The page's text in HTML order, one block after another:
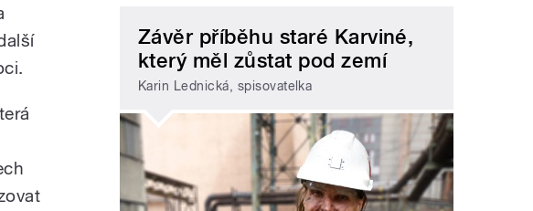
Závěr příběhu staré Karviné,
který měl zůstat pod zemí
Karin Lednická, spisovatelka